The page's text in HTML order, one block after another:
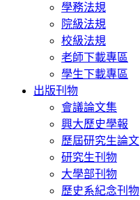
學務法規
院級法規
校級法規
老師下載專區
學生下載專區
出版刊物
會議論文集
興大歷史學報
歷屆研究生論文
研究生刊物
大學部刊物
歷史系紀念刊物